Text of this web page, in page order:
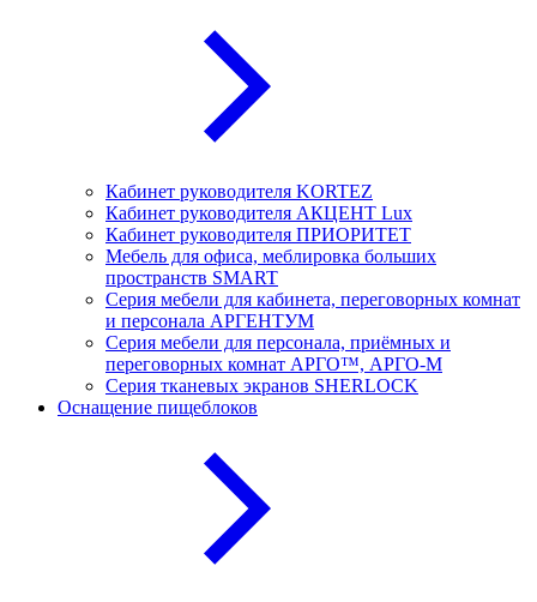
Кабинет руководителя KORTEZ
Кабинет руководителя АКЦЕНТ Lux
Кабинет руководителя ПРИОРИТЕТ
Мебель для офиса, меблировка больших
пространств SMART
Серия мебели для кабинета, переговорных комнат
и персонала АРГЕНТУМ
Серия мебели для персонала, приёмных и
переговорных комнат АРГО™, АРГО-М
Серия тканевых экранов SHERLOCK
Оснащение пищеблоков